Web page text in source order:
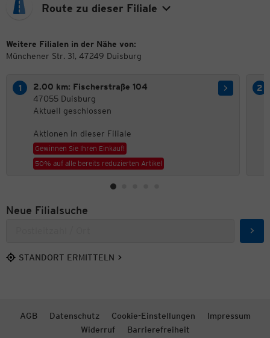
Route zu dieser Filiale
Weitere Filialen in der Nähe von:
Münchener Str. 31, 47249 Duisburg
2.00 km: Fischerstraße 104
47055 Duisburg
Aktuell geschlossen
Aktionen in dieser Filiale
Gewinnen Sie Ihren Einkauf!
50% auf alle bereits reduzierten Artikel
Neue Filialsuche
STANDORT ERMITTELN
AGB Datenschutz Cookie-Einstellungen
Impressum
Widerruf
Barrierefreiheit